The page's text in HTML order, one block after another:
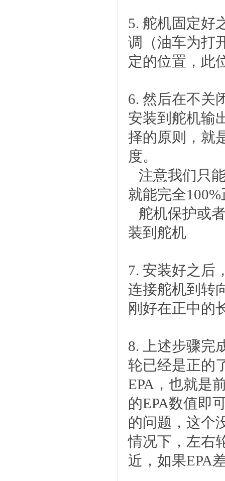
5. 舵机固定好
调（油车为打
定的位置，此
6. 然后在不关
安装到舵机输
择的原则，就
度。
注意我们只
就能完全
舵机保护或
装到舵机
7. 安装好之后
连接舵机到转
刚好在正中的
8. 上述步骤完
轮已经是正的
EPA，也就是
的EPA数值即
的问题，这个
情况下，左右
近，如果EPA